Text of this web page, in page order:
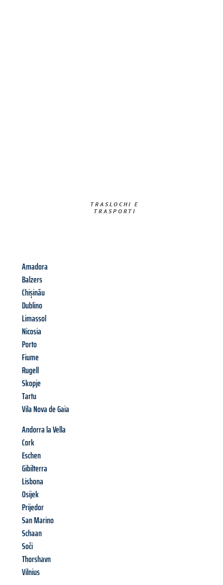
TRASLOCHI E
TRASPORTI​
Amadora
Balzers
Chișinău
Dublino
Limassol
Nicosia
Porto
Fiume
Rugell
Skopje
Tartu
Vila Nova de Gaia
Andorra la Vella
Cork
Eschen
Gibilterra
Lisbona
Osijek
Prijedor
San Marino
Schaan
Soči
Thorshavn
Vilnius